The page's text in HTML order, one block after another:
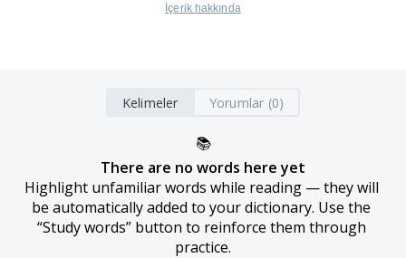
İçerik hakkında
Kelimeler Yorumlar (0)
📚
There are no words here yet
Highlight unfamiliar words while reading — they will
be automatically added to your dictionary. Use the
“Study words” button to reinforce them through
practice.